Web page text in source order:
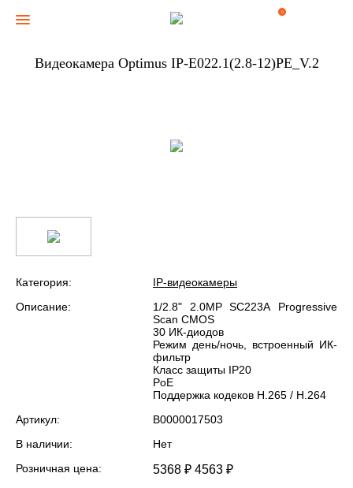
0
Видеокамера Optimus IP-E022.1(2.8-12)PE_V.2
Категория:
IP-видеокамеры
Описание:
1/2.8" 2.0MP SC223А Progressive
Scan CMOS
30 ИК-диодов
Режим день/ночь, встроенный ИК-
фильтр
Класс защиты IP20
PoE
Поддержка кодеков H.265 / H.264
Артикул:
В0000017503
В наличии:
Нет
Розничная цена:
5368 ₽ 4563 ₽